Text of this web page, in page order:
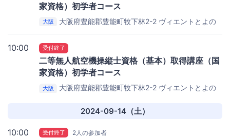
家資格）初学者コース​
大阪 大阪府豊能郡豊能町牧下林2-2 ヴィエントとよの
10:00 受付終了
二等無人航空機操縦士資格（基本）取得講座（国
家資格）初学者コース​
大阪 大阪府豊能郡豊能町牧下林2-2 ヴィエントとよの
2024-09-14（土）
10:00 受付終了 2人の参加者